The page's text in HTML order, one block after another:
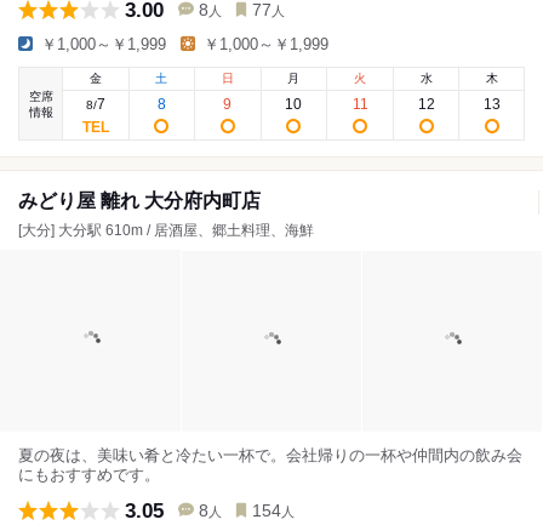
3.00 8 人 77 人
￥1,000～￥1,999 ￥1,000～￥1,999
空席
情報
金
8/7
土
8
日
9
月
10
火
11
水
12
木
13
みどり屋 離れ 大分府内町店
[大分] 大分駅 610m / 居酒屋、郷土料理、海鮮
夏の夜は、美味い肴と冷たい一杯で。会社帰りの一杯や仲間内の飲み会
にもおすすめです。
3.05 8 人 154 人